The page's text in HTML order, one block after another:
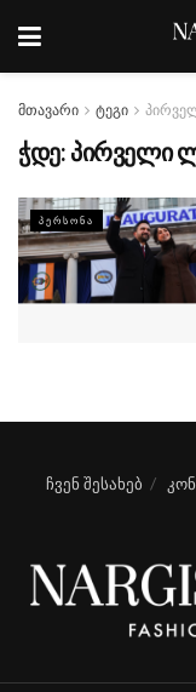
მთავარი ტეგი
ჭდე: პირველი
ᲞᲔᲠᲡᲝᲜᲐ
ჩვენ შესახებ